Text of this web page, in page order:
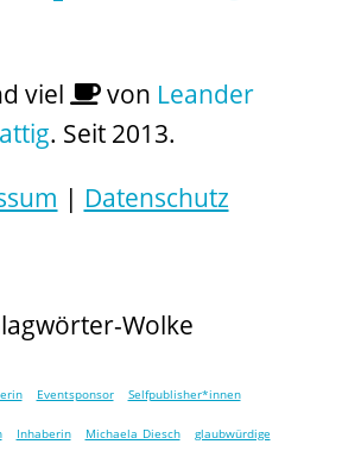
viel von Leander
. Seit 2013.
| Datenschutz
Wolke
Eventsponsor Selfpublisher*innen
Inhaberin Michaela Diesch glaubwürdige